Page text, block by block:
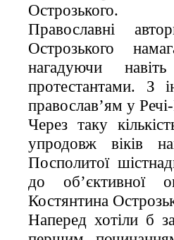
Острозького.
Православні
Острозького
нагадуючи
протестантами. З
православ’ям у
Через таку
упродовж віків
Посполитої
до об’єктивної
Костянтина
Наперед хотіли б